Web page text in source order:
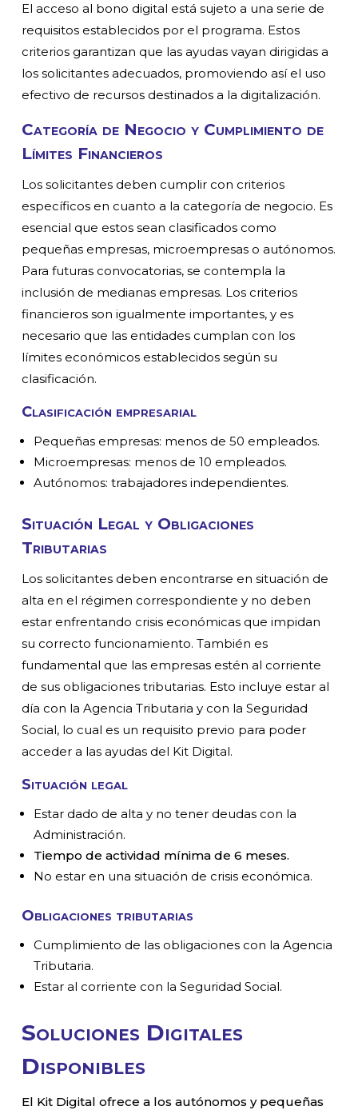
El acceso al bono digital está sujeto a una serie de
requisitos establecidos por el programa. Estos
criterios garantizan que las ayudas vayan dirigidas a
los solicitantes adecuados, promoviendo así el uso
efectivo de recursos destinados a la digitalización.
Categoría de Negocio y Cumplimiento de
Límites Financieros
Los solicitantes deben cumplir con criterios
específicos en cuanto a la categoría de negocio. Es
esencial que estos sean clasificados como
pequeñas empresas, microempresas o autónomos.
Para futuras convocatorias, se contempla la
inclusión de medianas empresas. Los criterios
financieros son igualmente importantes, y es
necesario que las entidades cumplan con los
límites económicos establecidos según su
clasificación.
Clasificación empresarial
Pequeñas empresas: menos de 50 empleados.
Microempresas: menos de 10 empleados.
Autónomos: trabajadores independientes.
Situación Legal y Obligaciones
Tributarias
Los solicitantes deben encontrarse en situación de
alta en el régimen correspondiente y no deben
estar enfrentando crisis económicas que impidan
su correcto funcionamiento. También es
fundamental que las empresas estén al corriente
de sus obligaciones tributarias. Esto incluye estar al
día con la Agencia Tributaria y con la Seguridad
Social, lo cual es un requisito previo para poder
acceder a las ayudas del Kit Digital.
Situación legal
Estar dado de alta y no tener deudas con la
Administración.
Tiempo de actividad mínima de 6 meses.
No estar en una situación de crisis económica.
Obligaciones tributarias
Cumplimiento de las obligaciones con la Agencia
Tributaria.
Estar al corriente con la Seguridad Social.
Soluciones Digitales
Disponibles
El Kit Digital ofrece a los autónomos y pequeñas